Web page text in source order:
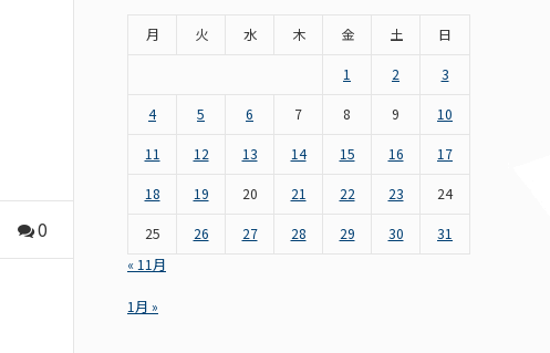
0
月 火 水 木 金 土
日
1
2
3
4
5 6 7 8 9
10
11
12 13 14 15 16
17
18
19 20 21 22 23
24
25
26 27 28 29 30
31
« 11月
1月 »